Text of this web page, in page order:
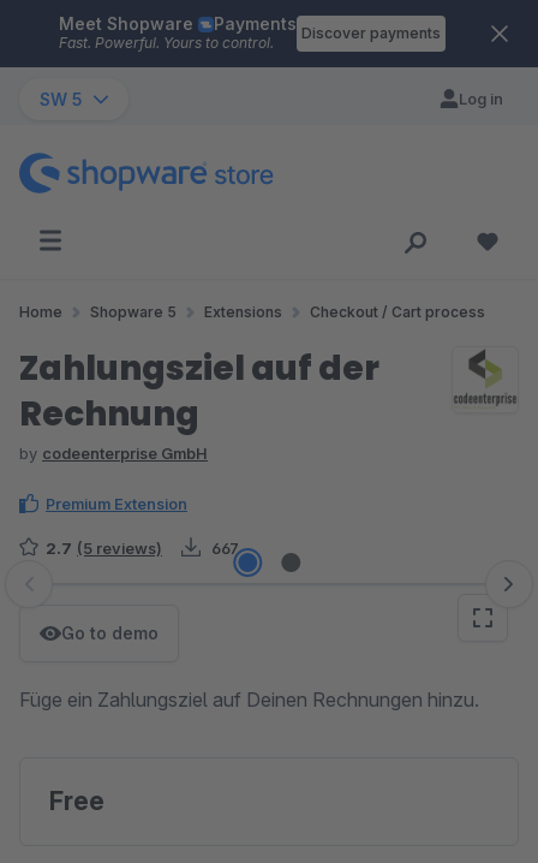
Skip to main content
Meet Shopware Payments
Fast. Powerful. Yours to control.
Discover payments
SW 5 Log in
Home Shopware 5 Extensions Checkout / Cart process
Zahlungsziel auf der
Rechnung
by codeenterprise GmbH
Premium Extension
2.7 (5 reviews) 667
Skip image gallery
Go to demo
Füge ein Zahlungsziel auf Deinen Rechnungen hinzu.
Free